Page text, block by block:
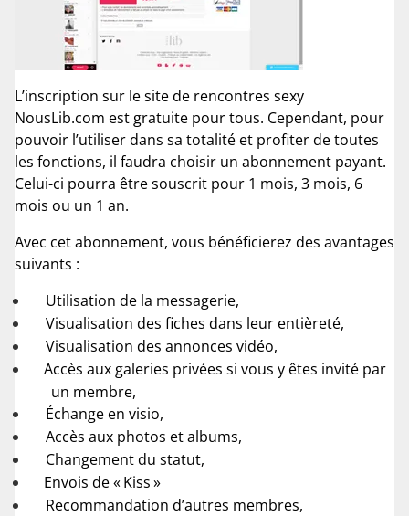
L’inscription sur le site de rencontres sexy
NousLib.com est gratuite pour tous. Cependant, pour
pouvoir l’utiliser dans sa totalité et profiter de toutes
les fonctions, il faudra choisir un abonnement payant.
Celui-ci pourra être souscrit pour 1 mois, 3 mois, 6
mois ou un 1 an.
Avec cet abonnement, vous bénéficierez des avantages
suivants :
Utilisation de la messagerie,
Visualisation des fiches dans leur entièreté,
Visualisation des annonces vidéo,
Accès aux galeries privées si vous y êtes invité par
un membre,
Échange en visio,
Accès aux photos et albums,
Changement du statut,
Envois de « Kiss »
Recommandation d’autres membres,